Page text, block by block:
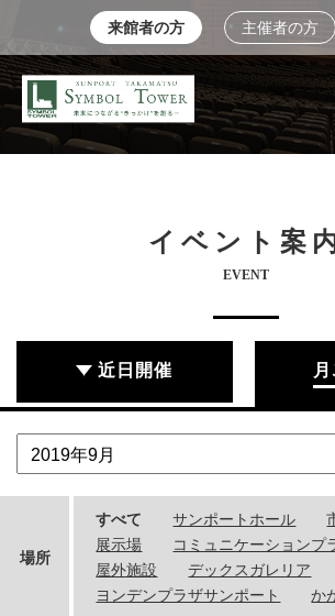
来館者の方 主催者の方
イベント案
EVENT
近日開催
場所
すべて サンポートホール
展示場
コミュニケーションプ
屋外施設
デックスガレリア
ヨンデンプラザサンポート
か